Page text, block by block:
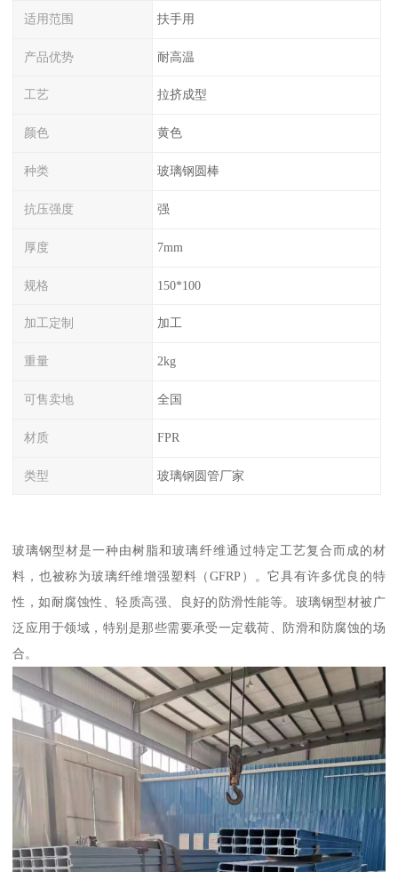
适用范围 扶手用
产品优势 耐高温
工艺 拉挤成型
颜色 黄色
种类 玻璃钢圆棒
抗压强度 强
厚度 7mm
规格 150*100
加工定制 加工
重量 2kg
可售卖地 全国
材质 FPR
类型 玻璃钢圆管厂家
玻璃钢型材是一种由树脂和玻璃纤维通过特定工艺复合而成的材
料，也被称为玻璃纤维增强塑料（GFRP）。它具有许多优良的特
性，如耐腐蚀性、轻质高强、良好的防滑性能等。玻璃钢型材被广
泛应用于领域，特别是那些需要承受一定载荷、防滑和防腐蚀的场
合。